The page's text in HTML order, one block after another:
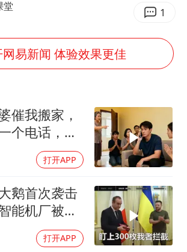
27岁女子成组织卖淫集团主犯被通缉
台风白海豚影响中国已成定局
外交部发言人就广岛核爆81周年等答记者问
法国下周开始禁止未经同意的电话营销
吉林一“温度计大楼”读数爆表
多地要求领导干部带头休假
奋进开新局 实干挑大梁
堂 1
易新闻 体验效果更佳
催我搬家，
个电话，全
打开APP
鹅首次袭击
能机厂被摧
打开APP